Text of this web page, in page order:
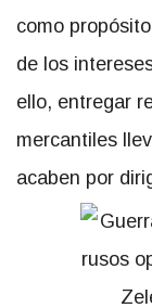
como
de los
ello, entregar
mercantiles
acaben por